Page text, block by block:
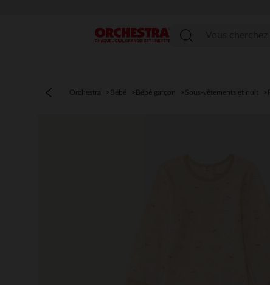
Menu
Orchestra Bébé Bébé garçon Sous-vêtements et nuit